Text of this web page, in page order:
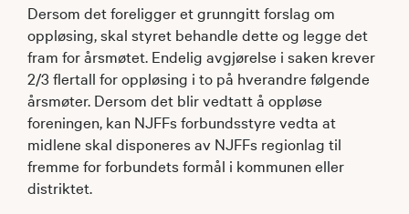
Dersom det foreligger et grunngitt forslag om
oppløsing, skal styret behandle dette og legge det
fram for årsmøtet. Endelig avgjørelse i saken krever
2/3 flertall for oppløsing i to på hverandre følgende
årsmøter. Dersom det blir vedtatt å oppløse
foreningen, kan NJFFs forbundsstyre vedta at
midlene skal disponeres av NJFFs regionlag til
fremme for forbundets formål i kommunen eller
distriktet.